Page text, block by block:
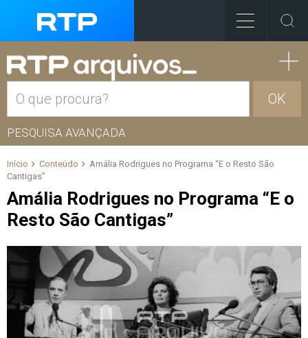
OK
PESQUISA AVANÇADA
Início Conteúdo
Amália Rodrigues no Programa “E o Resto São
Cantigas”
Amália Rodrigues no Programa “E o
Resto São Cantigas”